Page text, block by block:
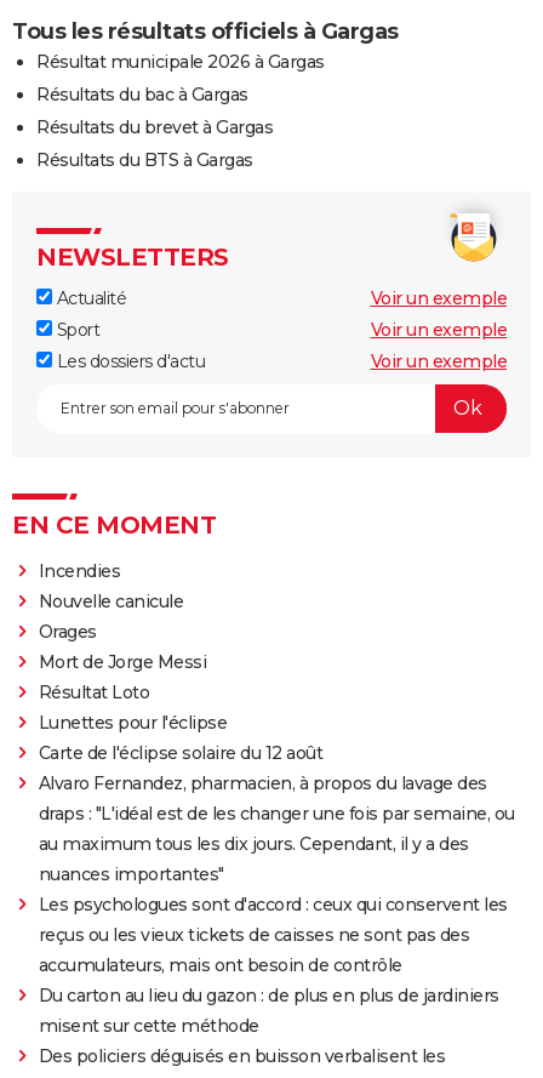
Tous les résultats officiels à Gargas
Résultat municipale 2026 à Gargas
Résultats du bac à Gargas
Résultats du brevet à Gargas
Résultats du BTS à Gargas
NEWSLETTERS
Actualité
Voir un exemple
Sport
Voir un exemple
Les dossiers d'actu
Voir un exemple
EN CE MOMENT
Incendies
Nouvelle canicule
Orages
Mort de Jorge Messi
Résultat Loto
Lunettes pour l'éclipse
Carte de l'éclipse solaire du 12 août
Alvaro Fernandez, pharmacien, à propos du lavage des
draps : "L'idéal est de les changer une fois par semaine, ou
au maximum tous les dix jours. Cependant, il y a des
nuances importantes"
Les psychologues sont d'accord : ceux qui conservent les
reçus ou les vieux tickets de caisses ne sont pas des
accumulateurs, mais ont besoin de contrôle
Du carton au lieu du gazon : de plus en plus de jardiniers
misent sur cette méthode
Des policiers déguisés en buisson verbalisent les